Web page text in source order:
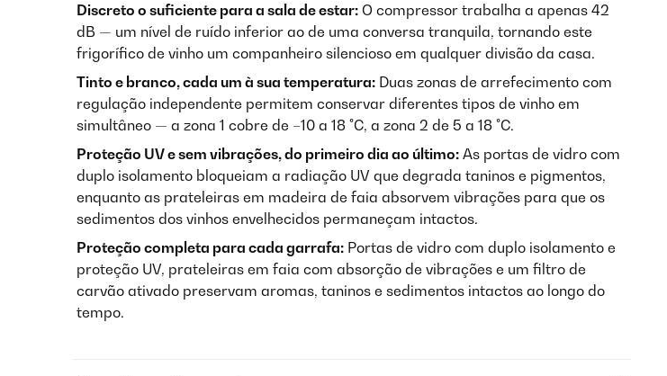
Discreto o suficiente para a sala de estar: O compressor trabalha a apenas 42
dB — um nível de ruído inferior ao de uma conversa tranquila, tornando este
frigorífico de vinho um companheiro silencioso em qualquer divisão da casa.
Tinto e branco, cada um à sua temperatura: Duas zonas de arrefecimento com
regulação independente permitem conservar diferentes tipos de vinho em
simultâneo — a zona 1 cobre de –10 a 18 °C, a zona 2 de 5 a 18 °C.
Proteção UV e sem vibrações, do primeiro dia ao último: As portas de vidro com
duplo isolamento bloqueiam a radiação UV que degrada taninos e pigmentos,
enquanto as prateleiras em madeira de faia absorvem vibrações para que os
sedimentos dos vinhos envelhecidos permaneçam intactos.
Proteção completa para cada garrafa: Portas de vidro com duplo isolamento e
proteção UV, prateleiras em faia com absorção de vibrações e um filtro de
carvão ativado preservam aromas, taninos e sedimentos intactos ao longo do
tempo.